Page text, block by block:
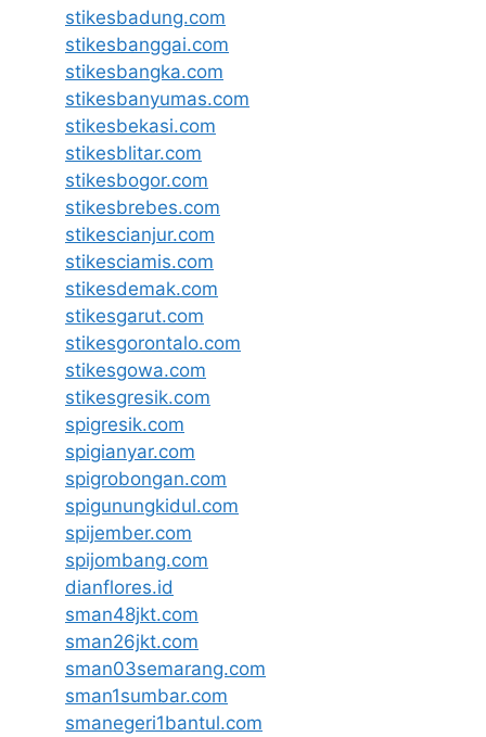
stikesbadung.com
stikesbanggai.com
stikesbangka.com
stikesbanyumas.com
stikesbekasi.com
stikesblitar.com
stikesbogor.com
stikesbrebes.com
stikescianjur.com
stikesciamis.com
stikesdemak.com
stikesgarut.com
stikesgorontalo.com
stikesgowa.com
stikesgresik.com
spigresik.com
spigianyar.com
spigrobongan.com
spigunungkidul.com
spijember.com
spijombang.com
dianflores.id
sman48jkt.com
sman26jkt.com
sman03semarang.com
sman1sumbar.com
smanegeri1bantul.com